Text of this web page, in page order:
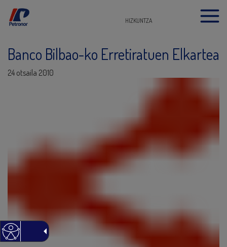
HIZKUNTZA
Banco Bilbao-ko Erretiratuen Elkartea
24 otsaila 2010